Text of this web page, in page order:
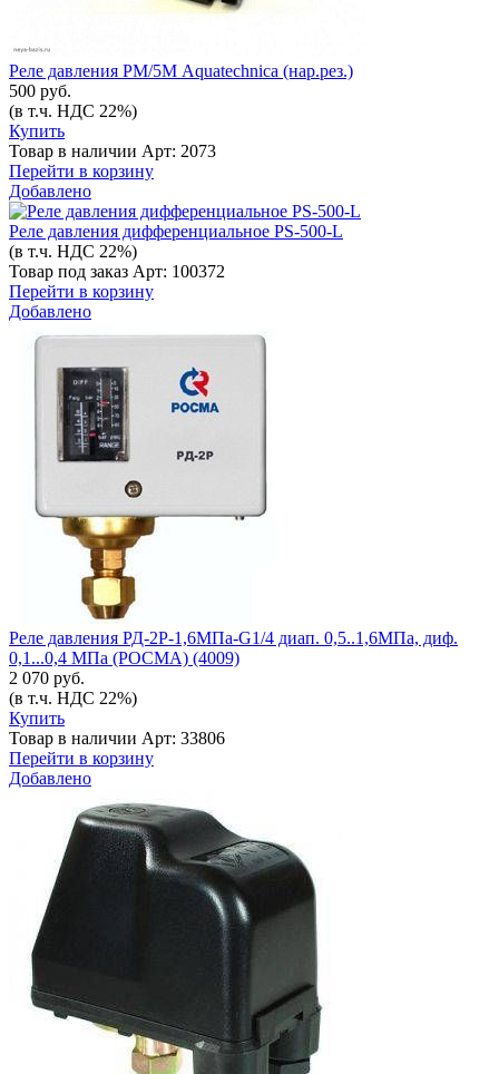
Реле давления РМ/5М Aquatechnica (нар.рез.)
500 руб.
(в т.ч. НДС 22%)
Купить
Товар в наличии Арт: 2073
Перейти в корзину
Добавлено
Реле давления дифференциальное PS-500-L
(в т.ч. НДС 22%)
Товар под заказ Арт: 100372
Перейти в корзину
Добавлено
Реле давления РД-2Р-1,6МПа-G1/4 диап. 0,5..1,6МПа, диф.
0,1...0,4 МПа (РОСМА) (4009)
2 070 руб.
(в т.ч. НДС 22%)
Купить
Товар в наличии Арт: 33806
Перейти в корзину
Добавлено